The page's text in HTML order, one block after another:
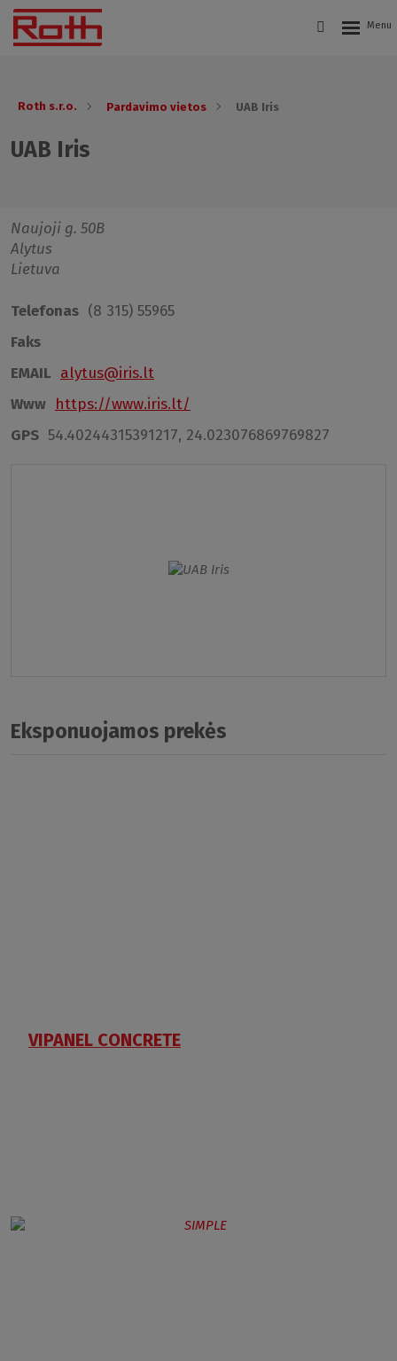
Roth s.r.o. Pardavimo vietos UAB Iris
UAB Iris
Naujoji g. 50B
Alytus
Lietuva
Telefonas (8 315) 55965
Faks
EMAIL alytus@iris.lt
Www https://www.iris.lt/
GPS 54.40244315391217, 24.023076869769827
Eksponuojamos prekės
VIPANEL CONCRETE